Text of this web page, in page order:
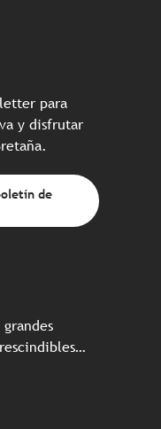
para
y disfrutar
de